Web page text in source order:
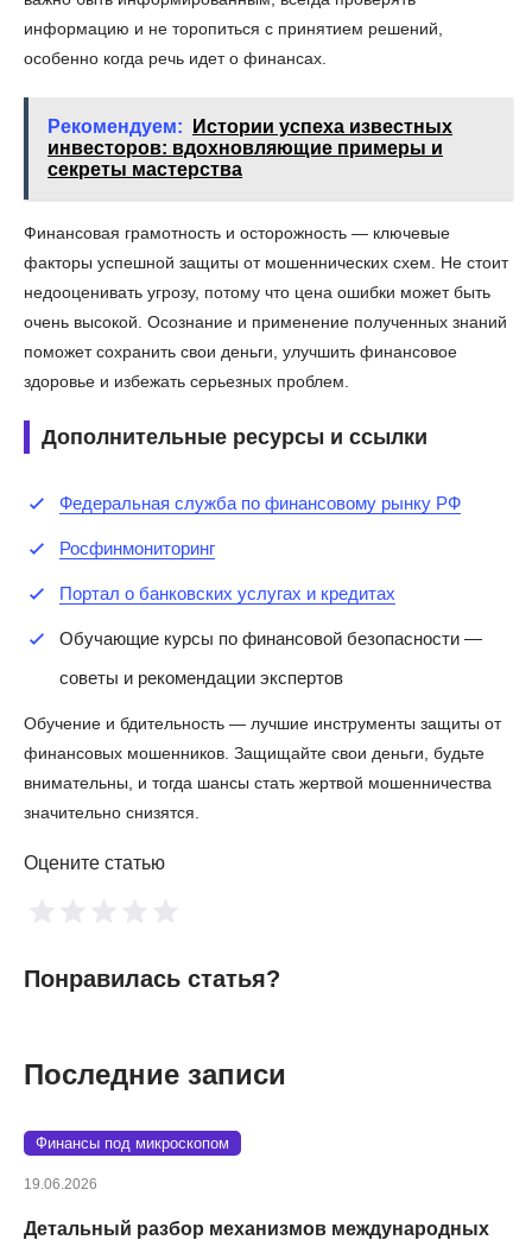
информацию и не торопиться с принятием решений,
особенно когда речь идет о финансах.
Рекомендуем:
Истории успеха известных
инвесторов: вдохновляющие примеры и
секреты мастерства
Финансовая грамотность и осторожность — ключевые
факторы успешной защиты от мошеннических схем. Не стоит
недооценивать угрозу, потому что цена ошибки может быть
очень высокой. Осознание и применение полученных знаний
поможет сохранить свои деньги, улучшить финансовое
здоровье и избежать серьезных проблем.
Дополнительные ресурсы и ссылки
Федеральная служба по финансовому рынку РФ
Росфинмониторинг
Портал о банковских услугах и кредитах
Обучающие курсы по финансовой безопасности —
советы и рекомендации экспертов
Обучение и бдительность — лучшие инструменты защиты от
финансовых мошенников. Защищайте свои деньги, будьте
внимательны, и тогда шансы стать жертвой мошенничества
значительно снизятся.
Оцените статью
Понравилась статья?
Последние записи
Финансы под микроскопом
19.06.2026
Детальный разбор механизмов международных